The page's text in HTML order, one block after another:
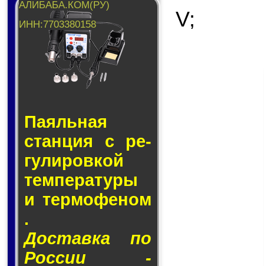
Паяльная
стан­ция с ре­
гу­ли­ров­кой
тем­пе­ра­ту­ры
и тер­мо­фе­ном
.
Доставка по
России -
V;